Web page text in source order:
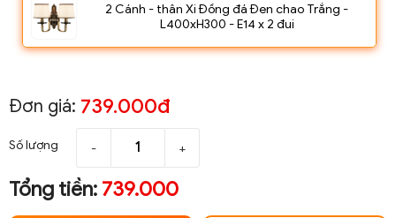
2 Cánh - thân Xi Đồng đá Đen chao Trắng -
L400xH300 - E14 x 2 đui
Đơn giá: 739.000đ
Số lượng - +
Tổng tiền: 739.000